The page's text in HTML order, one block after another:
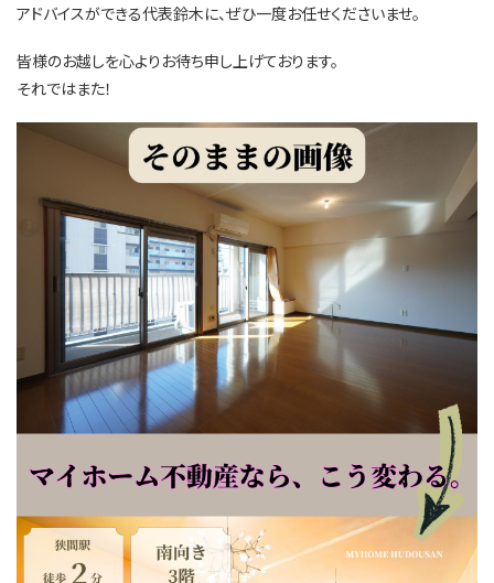
アドバイスができる代表鈴木に、ぜひ一度お任せくださいませ。
皆様のお越しを心よりお待ち申し上げております。
それではまた！